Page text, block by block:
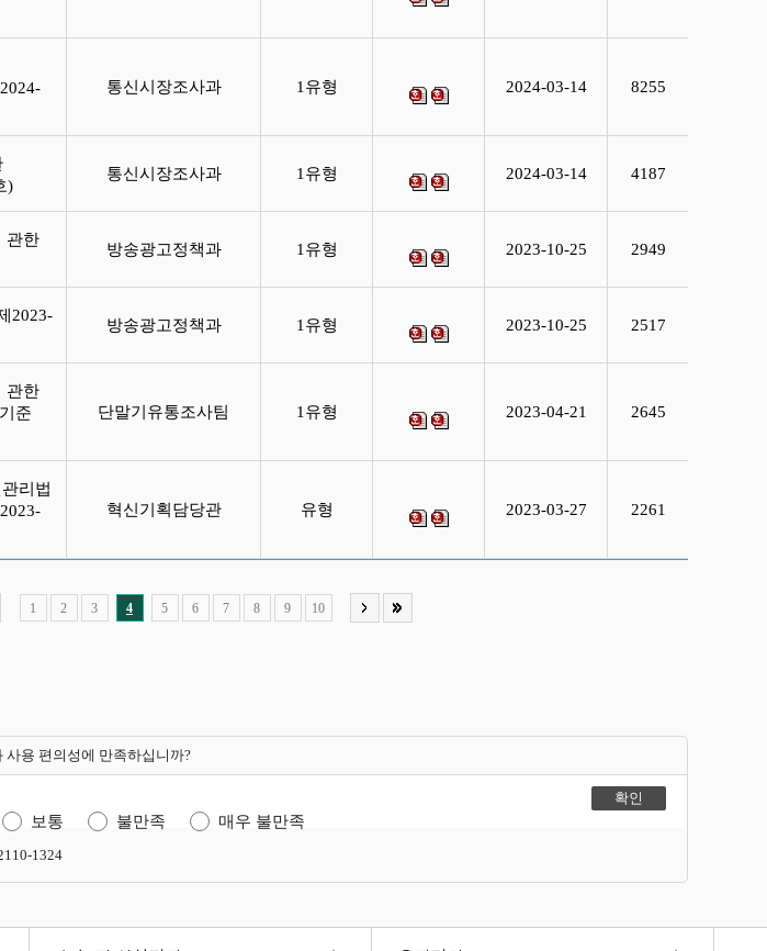
통신시장조사과 1유형 2024-03-14 8255
)
통신시장조사과 1유형 2024-03-14 4187
관한
방송광고정책과 1유형 2023-10-25 2949
2023-
방송광고정책과 1유형 2023-10-25 2517
관한
준
단말기유통조사팀 1유형 2023-04-21 2645
리법
혁신기획담당관 유형 2023-03-27 2261
1 2 3 4 5 6 7 8 9 10
사용 편의성에 만족하십니까?
보통 불만족 매우 불만족
1324